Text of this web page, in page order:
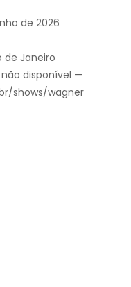
de 2026
de Janeiro
disponível —
shows/wagner